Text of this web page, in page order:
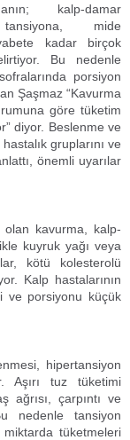
kalp-damar
tansiyona, mide
kadar birçok
Bu nedenle
porsiyon
Şaşmaz “Kavurma
göre tüketim
diyor. Beslenme ve
gruplarını ve
önemli uyarılar
olan kavurma, kalp-
kuyruk yağı veya
kötü kolesterolü
Kalp hastalarının
ve porsiyonu küçük
hipertansiyon
Aşırı tuz tüketimi
ağrısı, çarpıntı ve
nedenle tansiyon
miktarda tüketmeleri